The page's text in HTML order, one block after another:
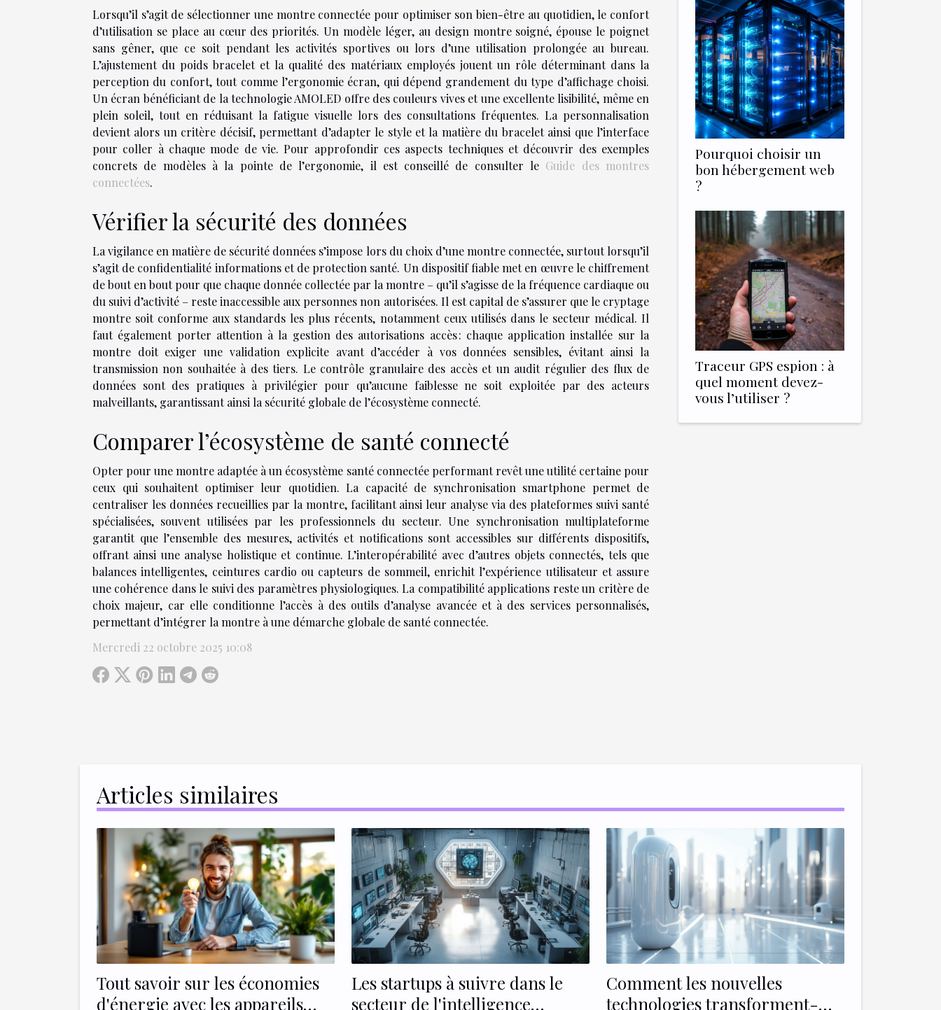
Lorsqu’il s’agit de sélectionner une montre connectée pour optimiser son bien-être au quotidien, le confort
d’utilisation se place au cœur des priorités. Un modèle léger, au design montre soigné, épouse le poignet
sans gêner, que ce soit pendant les activités sportives ou lors d’une utilisation prolongée au bureau.
L’ajustement du poids bracelet et la qualité des matériaux employés jouent un rôle déterminant dans la
perception du confort, tout comme l’ergonomie écran, qui dépend grandement du type d’affichage choisi.
Un écran bénéficiant de la technologie AMOLED offre des couleurs vives et une excellente lisibilité, même en
plein soleil, tout en réduisant la fatigue visuelle lors des consultations fréquentes. La personnalisation
devient alors un critère décisif, permettant d’adapter le style et la matière du bracelet ainsi que l’interface
pour coller à chaque mode de vie. Pour approfondir ces aspects techniques et découvrir des exemples
concrets de modèles à la pointe de l’ergonomie, il est conseillé de consulter le Guide des montres
connectées.
Vérifier la sécurité des données
La vigilance en matière de sécurité données s’impose lors du choix d’une montre connectée, surtout lorsqu’il
s’agit de confidentialité informations et de protection santé. Un dispositif fiable met en œuvre le chiffrement
de bout en bout pour que chaque donnée collectée par la montre – qu’il s’agisse de la fréquence cardiaque ou
du suivi d’activité – reste inaccessible aux personnes non autorisées. Il est capital de s’assurer que le cryptage
montre soit conforme aux standards les plus récents, notamment ceux utilisés dans le secteur médical. Il
faut également porter attention à la gestion des autorisations accès : chaque application installée sur la
montre doit exiger une validation explicite avant d’accéder à vos données sensibles, évitant ainsi la
transmission non souhaitée à des tiers. Le contrôle granulaire des accès et un audit régulier des flux de
données sont des pratiques à privilégier pour qu’aucune faiblesse ne soit exploitée par des acteurs
malveillants, garantissant ainsi la sécurité globale de l’écosystème connecté.
Comparer l’écosystème de santé connecté
Opter pour une montre adaptée à un écosystème santé connectée performant revêt une utilité certaine pour
ceux qui souhaitent optimiser leur quotidien. La capacité de synchronisation smartphone permet de
centraliser les données recueillies par la montre, facilitant ainsi leur analyse via des plateformes suivi santé
spécialisées, souvent utilisées par les professionnels du secteur. Une synchronisation multiplateforme
garantit que l’ensemble des mesures, activités et notifications sont accessibles sur différents dispositifs,
offrant ainsi une analyse holistique et continue. L’interopérabilité avec d’autres objets connectés, tels que
balances intelligentes, ceintures cardio ou capteurs de sommeil, enrichit l’expérience utilisateur et assure
une cohérence dans le suivi des paramètres physiologiques. La compatibilité applications reste un critère de
choix majeur, car elle conditionne l’accès à des outils d’analyse avancée et à des services personnalisés,
permettant d’intégrer la montre à une démarche globale de santé connectée.
Mercredi 22 octobre 2025 10:08
Pourquoi choisir un
bon hébergement web
?
Traceur GPS espion : à
quel moment devez-
vous l’utiliser ?
Articles similaires
Tout savoir sur les économies
d'énergie avec les appareils
Les startups à suivre dans le
secteur de l'intelligence
Comment les nouvelles
technologies transforment-